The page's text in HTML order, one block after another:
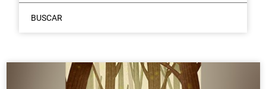
BUSCAR